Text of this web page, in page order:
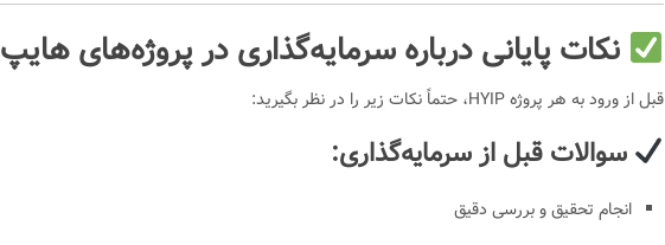
نکات پایانی درباره سرمایه‌گذاری در پروژه‌های هایپ
قبل از ورود به هر پروژه HYIP، حتماً نکات زیر را در نظر بگیرید:
سوالات قبل از سرمایه‌گذاری:
انجام تحقیق و بررسی دقیق